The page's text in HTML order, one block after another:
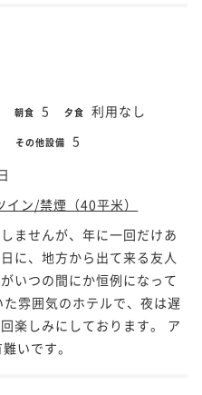
朝食 5 夕食 利用なし
その他設備 5
ン/禁煙（40平米）
ませんが、年に一回だけあ
に、地方から出て来る友人
いつの間にか恒例になって
雰囲気のホテルで、夜は遅
楽しみにしております。 ア
いです。